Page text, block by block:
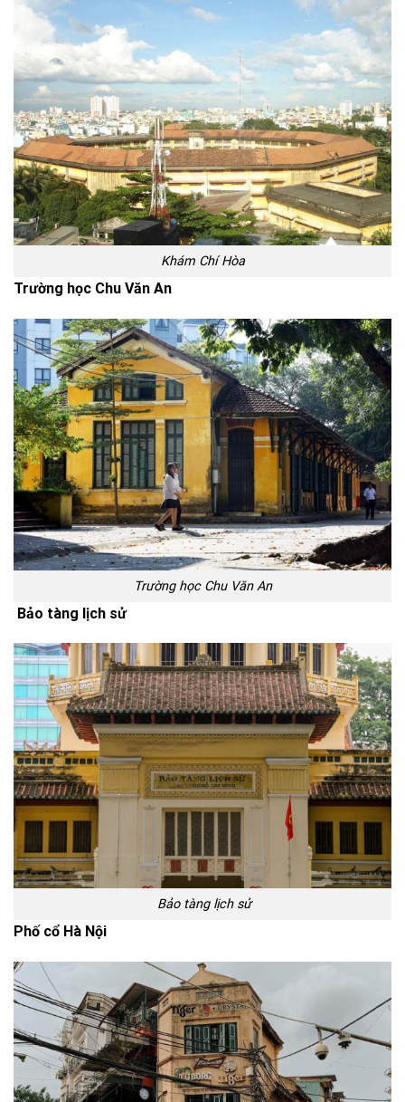
Khám Chí Hòa
Trường học Chu Văn An
Trường học Chu Văn An
Bảo tàng lịch sử
Bảo tàng lịch sử
Phố cổ Hà Nội